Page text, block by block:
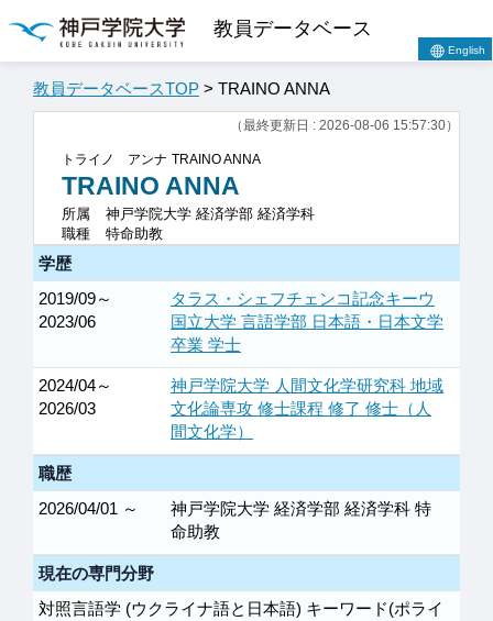
教員データベース
English
教員データベースTOP > TRAINO ANNA
（最終更新日 : 2026-08-06 15:57:30）
トライノ アンナ TRAINO ANNA
TRAINO ANNA
所属
神戸学院大学 経済学部 経済学科
職種
特命助教
学歴
2019/09～
2023/06
タラス・シェフチェンコ記念キーウ
国立大学 言語学部 日本語・日本文学
卒業 学士
2024/04～
2026/03
神戸学院大学 人間文化学研究科 地域
文化論専攻 修士課程 修了 修士（人
間文化学）
職歴
2026/04/01 ～
神戸学院大学 経済学部 経済学科 特
命助教
現在の専門分野
対照言語学 (ウクライナ語と日本語) キーワード(ポライ